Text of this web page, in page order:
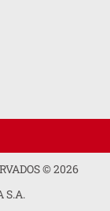
©2026
S.A.